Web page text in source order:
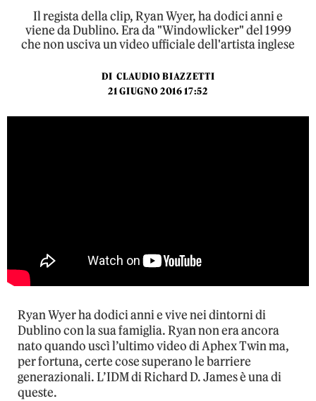
Il regista della clip, Ryan Wyer, ha dodici anni e
viene da Dublino. Era da "Windowlicker" del 1999
che non usciva un video ufficiale dell'artista inglese
DI CLAUDIO BIAZZETTI
21 GIUGNO 2016 17:52
Ryan Wyer ha dodici anni e vive nei dintorni di
Dublino con la sua famiglia. Ryan non era ancora
nato quando uscì l’ultimo video di Aphex Twin ma,
per fortuna, certe cose superano le barriere
generazionali. L’IDM di Richard D. James è una di
queste.